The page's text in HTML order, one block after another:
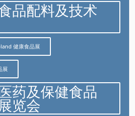
品配料及技术
健康食品展
展
药及保健食品
览会